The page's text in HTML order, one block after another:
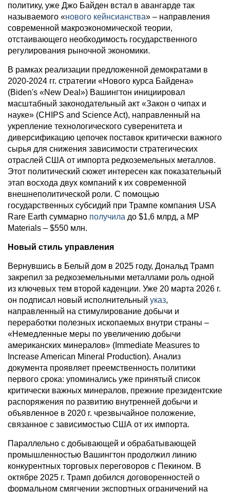
политику, уже Джо Байден встал в авангарде так
называемого «нового кейнсианства» – направления
современной макроэкономической теории,
отстаивающего необходимость государственного
регулирования рыночной экономики.
В рамках реализации предложенной демократами в
2020-2024 гг. стратегии «Нового курса Байдена»
(Biden's «New Deal») Вашингтон инициировал
масштабный законодательный акт «Закон о чипах и
науке» (CHIPS and Science Act), направленный на
укрепление технологического суверенитета и
диверсификацию цепочек поставок критически важного
сырья для снижения зависимости стратегических
отраслей США от импорта редкоземельных металлов.
Этот политический сюжет интересен как показательный
этап восхода двух компаний к их современной
внешнеполитической роли. С помощью
государственных субсидий при Трампе компания USA
Rare Earth суммарно получила до $1,6 млрд, а MP
Materials – $550 млн.
Новый стиль управления
Вернувшись в Белый дом в 2025 году, Дональд Трамп
закрепил за редкоземельными металлами роль одной
из ключевых тем второй каденции. Уже 20 марта 2026 г.
он подписал новый исполнительный указ,
направленный на стимулирование добычи и
переработки полезных ископаемых внутри страны –
«Немедленные меры по увеличению добычи
американских минералов» (Immediate Measures to
Increase American Mineral Production). Анализ
документа проявляет преемственность политики
первого срока: упоминались уже принятый список
критически важных минералов, прежние президентские
распоряжения по развитию внутренней добычи и
объявленное в 2020 г. чрезвычайное положение,
связанное с зависимостью США от их импорта.
Параллельно с добывающей и обрабатывающей
промышленностью Вашингтон продолжил линию
конкурентных торговых переговоров с Пекином. В
октябре 2025 г. Трамп добился договоренностей о
формальном смягчении экспортных ограничений на